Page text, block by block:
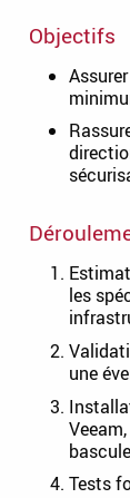
Objectifs
les
une
Tests